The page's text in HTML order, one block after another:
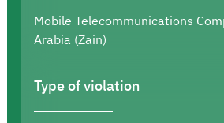
Mobile Telecommunications
Arabia (Zain)
Type of violation